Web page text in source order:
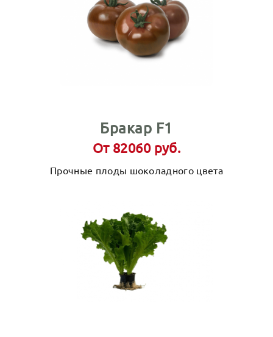
Бракар F1
От 82060 руб.
Прочные плоды шоколадного цвета